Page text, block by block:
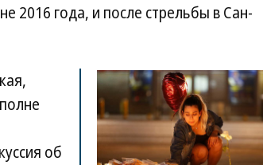
2016 года, и после стрельбы в Сан-
об